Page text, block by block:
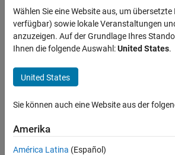
FPGA, ASIC, and SoC Development
How useful was this
Wählen Sie eine Website aus, um
verfügbar) sowie lokale Veranstaltungen
anzuzeigen. Auf der Grundlage Ihres
Ihnen die folgende Auswahl:United States.
United States
Sie können auch eine Website aus der
Amerika
América Latina (Español)